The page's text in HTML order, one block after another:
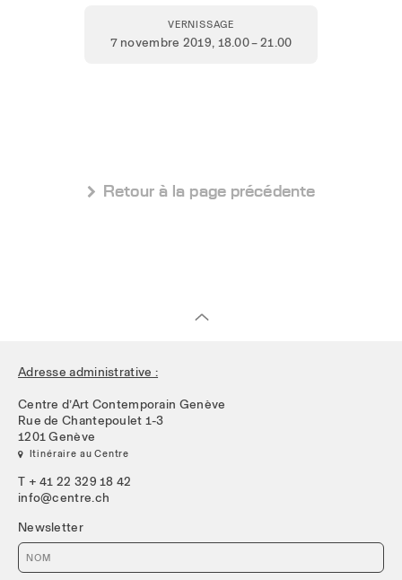
VERNISSAGE
7 novembre 2019, 18.00 – 21.00
 Retour à la page précédente
Adresse administrative :
Centre d’Art Contemporain Genève
Rue de Chantepoulet 1-3
1201 Genève
 Itinéraire au Centre
T + 41 22 329 18 42
info@centre.ch
Newsletter